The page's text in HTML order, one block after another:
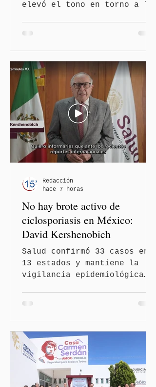
elevó el tono en torno a la
Bojalil y Elvia Graciela
"Grace" Palomares Ramírez,
al considerar que los
comentarios que emitieron
en el podcast "DesCasadas"
contra las personas adultas
mayores no pueden
justificarse como una
simple opinión o una broma.
No hay brote activo de
ciclosporiasis en México:
David Kershenobich
Salud confirmó 33 casos en
13 estados y mantiene la
vigilancia epidemiológica
Kershenobich Stalnikowitz,
aseguró que en México no
existe un brote activo de
ciclosporiasis, luego de
los recientes reportes de
casos en Estados Unidos y
Redacción
hace 7 horas